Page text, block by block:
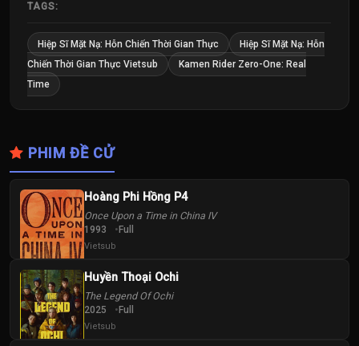
TAGS:
Hiệp Sĩ Mặt Nạ: Hỗn Chiến Thời Gian Thực
Hiệp Sĩ Mặt Nạ: Hỗn
Chiến Thời Gian Thực Vietsub
Kamen Rider Zero-One: Real
Time
PHIM ĐỀ CỬ
Hoàng Phi Hồng P4
Once Upon a Time in China IV
1993 Full
Vietsub
Huyền Thoại Ochi
The Legend Of Ochi
2025 Full
Vietsub